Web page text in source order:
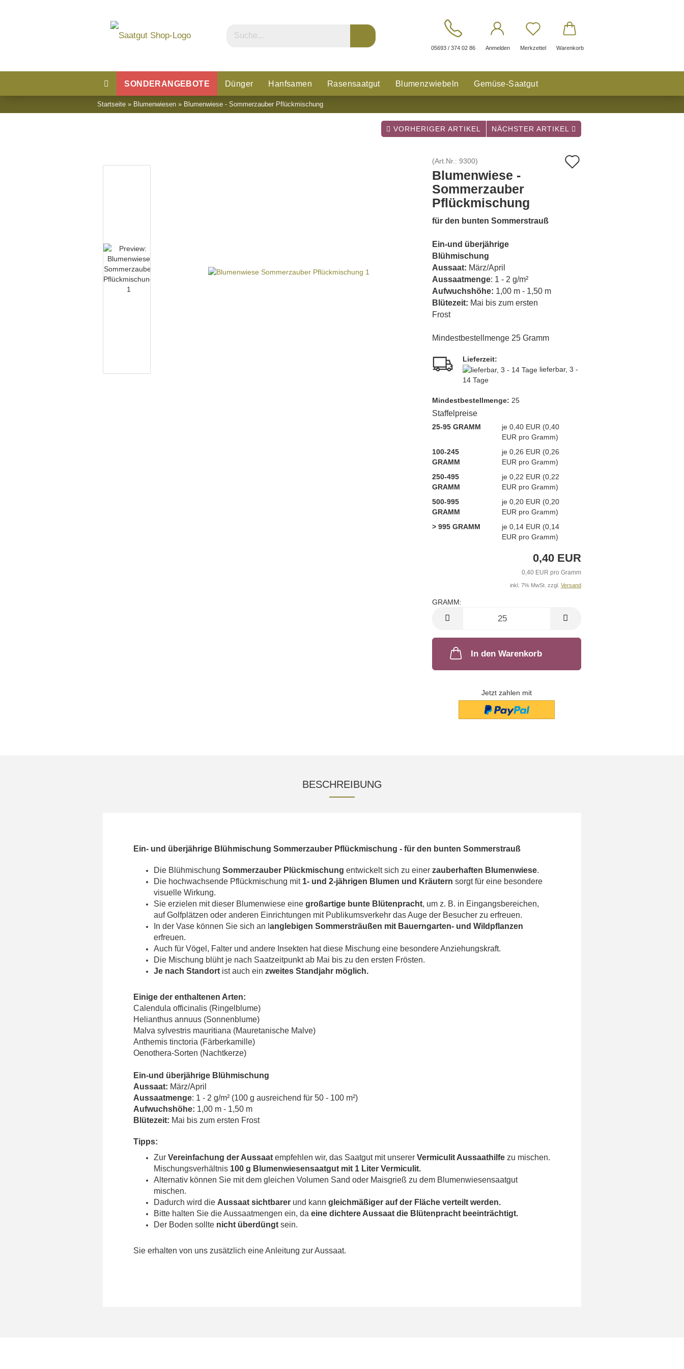
05693 / 374 02 86 Anmelden Merkzettel Warenkorb
SONDERANGEBOTE Dünger Hanfsamen Rasensaatgut Blumenzwiebeln Gemüse-Saatgut
Blumensaatgut Blumenwiesen Glücksklee
Startseite » Blumenwiesen » Blumenwiese - Sommerzauber Pflückmischung
VORHERIGER ARTIKEL NÄCHSTER ARTIKEL
(Art.Nr.: 9300)
Blumenwiese -
Sommerzauber
Pflückmischung
für den bunten Sommerstrauß
Ein-und überjährige
Blühmischung
Aussaat: März/April
Aussaatmenge: 1 - 2 g/m²
Aufwuchshöhe: 1,00 m - 1,50 m
Blütezeit: Mai bis zum ersten
Frost
Mindestbestellmenge 25 Gramm
Lieferzeit:
lieferbar, 3 -
14 Tage
Mindest­bestellmenge: 25
Staffelpreise
25-95 GRAMM
je 0,40 EUR (0,40
EUR pro Gramm)
100-245
GRAMM
je 0,26 EUR (0,26
EUR pro Gramm)
250-495
GRAMM
je 0,22 EUR (0,22
EUR pro Gramm)
500-995
GRAMM
je 0,20 EUR (0,20
EUR pro Gramm)
> 995 GRAMM
je 0,14 EUR (0,14
EUR pro Gramm)
0,40 EUR
0,40 EUR pro Gramm
inkl. 7% MwSt. zzgl. Versand
GRAMM:
GRAMM
In den Warenkorb
Jetzt zahlen mit
BESCHREIBUNG
Ein- und überjährige Blühmischung Sommerzauber Pflückmischung - für den bunten Sommerstrauß
Die Blühmischung Sommerzauber Plückmischung entwickelt sich zu einer zauberhaften Blumenwiese.
Die hochwachsende Pflückmischung mit 1- und 2-jährigen Blumen und Kräutern sorgt für eine besondere
visuelle Wirkung.
Sie erzielen mit dieser Blumenwiese eine großartige bunte Blütenpracht, um z. B. in Eingangsbereichen,
auf Golfplätzen oder anderen Einrichtungen mit Publikumsverkehr das Auge der Besucher zu erfreuen.
In der Vase können Sie sich an l anglebigen Sommersträußen mit Bauerngarten- und Wildpflanzen
erfreuen.
Auch für Vögel, Falter und andere Insekten hat diese Mischung eine besondere Anziehungskraft.
Die Mischung blüht je nach Saatzeitpunkt ab Mai bis zu den ersten Frösten.
Je nach Standort ist auch ein zweites Standjahr möglich.
Einige der enthaltenen Arten:
Calendula officinalis (Ringelblume)
Helianthus annuus (Sonnenblume)
Malva sylvestris mauritiana (Mauretanische Malve)
Anthemis tinctoria (Färberkamille)
Oenothera-Sorten (Nachtkerze)
Ein-und überjährige Blühmischung
Aussaat: März/April
Aussaatmenge: 1 - 2 g/m² (100 g ausreichend für 50 - 100 m²)
Aufwuchshöhe: 1,00 m - 1,50 m
Blütezeit: Mai bis zum ersten Frost
Tipps:
Zur Vereinfachung der Aussaat empfehlen wir, das Saatgut mit unserer Vermiculit Aussaathilfe zu mischen.
Mischungsverhältnis 100 g Blumenwiesensaatgut mit 1 Liter Vermiculit.
Alternativ können Sie mit dem gleichen Volumen Sand oder Maisgrieß zu dem Blumenwiesensaatgut
mischen.
Dadurch wird die Aussaat sichtbarer und kann gleichmäßiger auf der Fläche verteilt werden.
Bitte halten Sie die Aussaatmengen ein, da eine dichtere Aussaat die Blütenpracht beeinträchtigt.
Der Boden sollte nicht überdüngt sein.
Sie erhalten von uns zusätzlich eine Anleitung zur Aussaat.